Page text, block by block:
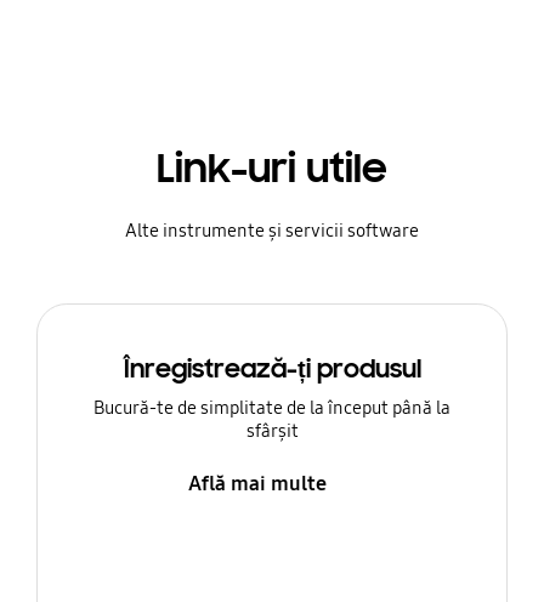
Link-uri utile
Alte instrumente și servicii software
Înregistrează-ți produsul
Bucură-te de simplitate de la început până la
sfârșit
Află mai multe